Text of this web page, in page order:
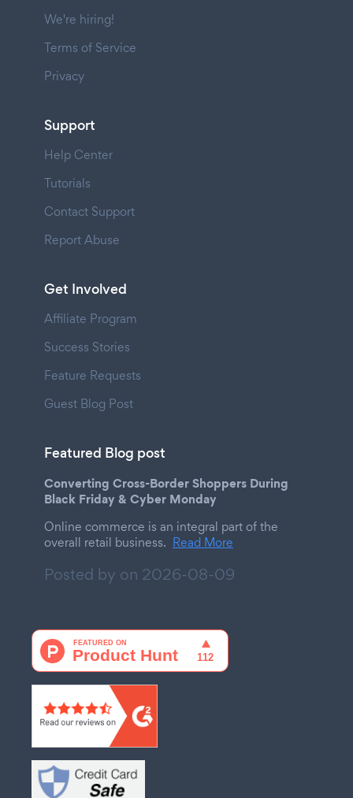
We're hiring!
Terms of Service
Privacy
Support
Help Center
Tutorials
Contact Support
Report Abuse
Get Involved
Affiliate Program
Success Stories
Feature Requests
Guest Blog Post
Featured Blog post
Converting Cross-Border Shoppers During
Black Friday & Cyber Monday
Online commerce is an integral part of the
overall retail business. Read More
Posted by on 2026-08-09